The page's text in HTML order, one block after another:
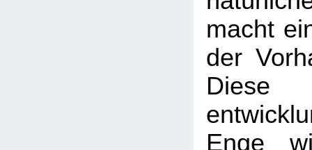
macht
der
Enge